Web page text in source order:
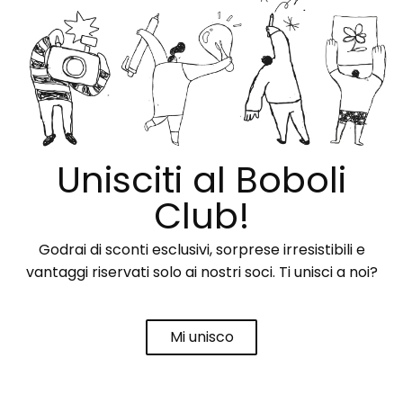
Unisciti al Boboli
Club!
Godrai di sconti esclusivi, sorprese irresistibili e
vantaggi riservati solo ai nostri soci. Ti unisci a noi?
Mi unisco